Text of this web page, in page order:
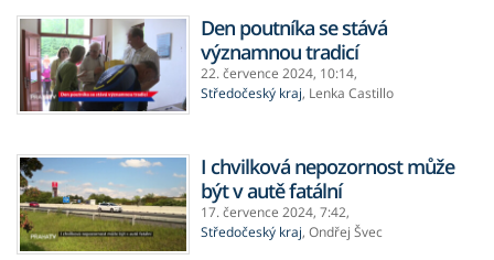
Den poutníka se stává
významnou tradicí
22. července 2024, 10:14,
Středočeský kraj, Lenka Castillo
I chvilková nepozornost může
být v autě fatální
17. července 2024, 7:42,
Středočeský kraj, Ondřej Švec